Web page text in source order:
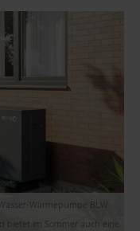
Wärmepumpe BLW
bietet im Sommer auch eine